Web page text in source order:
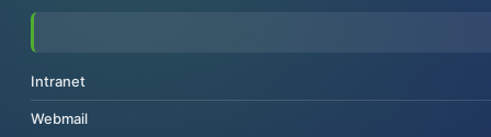
Intranet
Webmail